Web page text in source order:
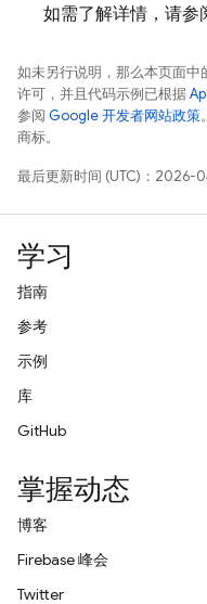
如需了解详情，请参
如未另行说明，那么本页面中
许可，并且代码示例已根据
参阅 Google 开发者网站政策
商标。
最后更新时间 (UTC)：2026-
学习
指南
参考
示例
库
GitHub
掌握动态
博客
Firebase 峰会
Twitter